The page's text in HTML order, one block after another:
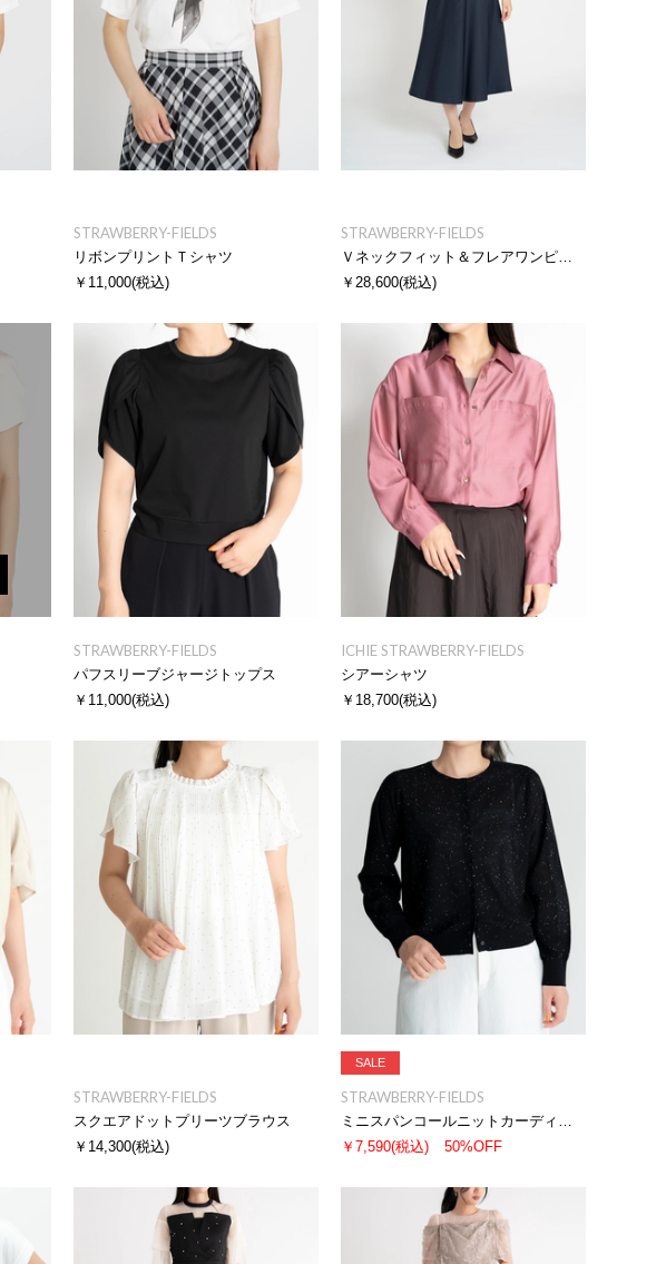
STRAWBERRY-FIELDS
リボンプリントＴシャツ
￥11,000(税込)
STRAWBERRY-FIELDS
Ｖネックフィット＆フレアワンピース
￥28,600(税込)
STRAWBERRY-FIELDS
パフスリーブジャージトップス
￥11,000(税込)
ICHIE STRAWBERRY-FIELDS
シアーシャツ
￥18,700(税込)
STRAWBERRY-FIELDS
スクエアドットプリーツブラウス
￥14,300(税込)
SALE
STRAWBERRY-FIELDS
ミニスパンコールニットカーディガン
￥7,590(税込) 50%OFF